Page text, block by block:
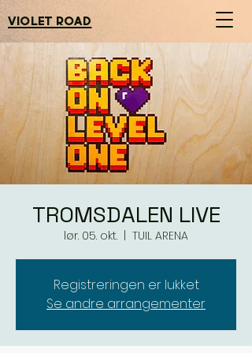
violet road
TROMSDALEN LIVE
lør. 05. okt. TUIL ARENA
Registreringen er lukket
Se andre arrangementer